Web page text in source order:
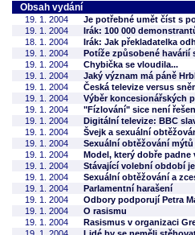
Obsah vydání
19. 1. 2004
Je potřebné umět číst s
19. 1. 2004
Irák: 100 000
18. 1. 2004
Irák: Jak překladatelka
19. 1. 2004
Potíže způsobené havárií
19. 1. 2004
Chybička se vloudila...
19. 1. 2004
Jaký význam má páně
19. 1. 2004
Česká televize versus
19. 1. 2004
Výběr koncesionářských
19. 1. 2004
"Fízlování" sice není
19. 1. 2004
Digitální televize: BBC
19. 1. 2004
Švejk a sexuální
19. 1. 2004
Sexuální obtěžování
19. 1. 2004
Model, který dobře padne
19. 1. 2004
Stávající volební období
19. 1. 2004
Sexuální obtěžování a
19. 1. 2004
Parlamentní harašení
19. 1. 2004
Odbory podporují Petra
19. 1. 2004
O rasismu
19. 1. 2004
Rasismus v organizaci